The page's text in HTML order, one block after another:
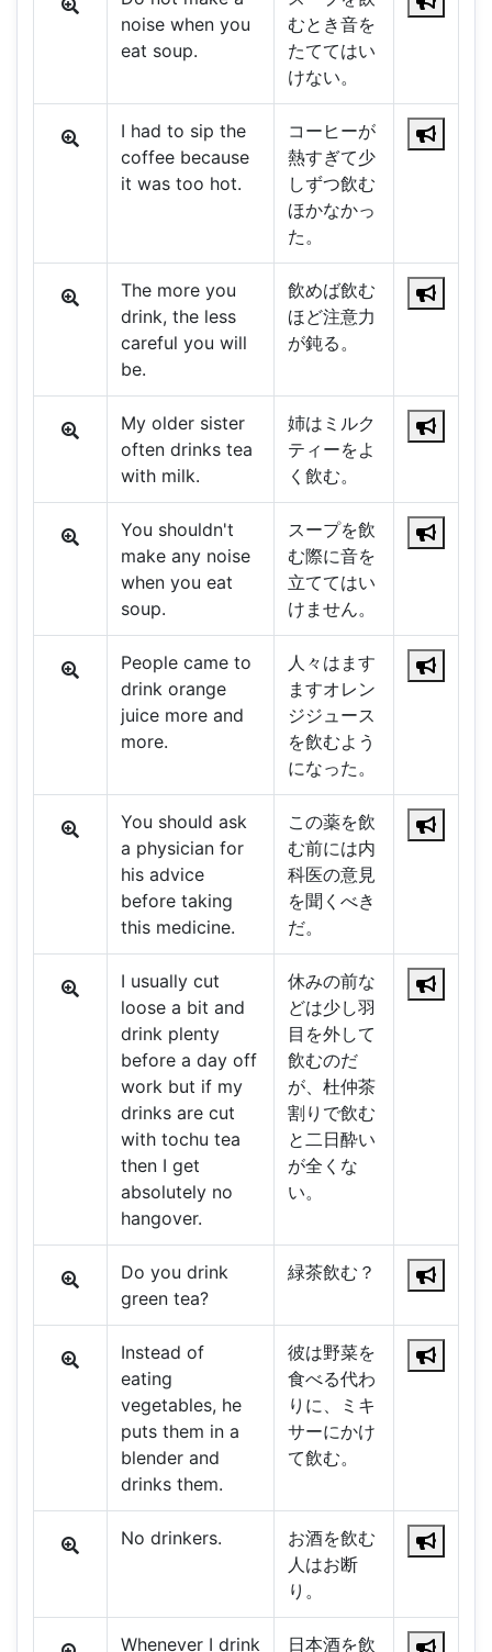
noise when you
eat soup.
むとき音を
たててはい
けない。
I had to sip the
coffee because
it was too hot.
コーヒーが
熱すぎて少
しずつ飲む
ほかなかっ
た。
The more you
drink, the less
careful you will
be.
飲めば飲む
ほど注意力
が鈍る。
My older sister
often drinks tea
with milk.
姉はミルク
ティーをよ
く飲む。
You shouldn't
make any noise
when you eat
soup.
スープを飲
む際に音を
立ててはい
けません。
People came to
drink orange
juice more and
more.
人々はます
ますオレン
ジジュース
を飲むよう
になった。
You should ask
a physician for
his advice
before taking
this medicine.
この薬を飲
む前には内
科医の意見
を聞くべき
だ。
I usually cut
loose a bit and
drink plenty
before a day off
work but if my
drinks are cut
with tochu tea
then I get
absolutely no
hangover.
休みの前な
どは少し羽
目を外して
飲むのだ
が、杜仲茶
割りで飲む
と二日酔い
が全くな
い。
Do you drink
green tea?
緑茶飲む？
Instead of
eating
vegetables, he
puts them in a
blender and
drinks them.
彼は野菜を
食べる代わ
りに、ミキ
サーにかけ
て飲む。
No drinkers.
お酒を飲む
人はお断
り。
Whenever I drink 日本酒を飲